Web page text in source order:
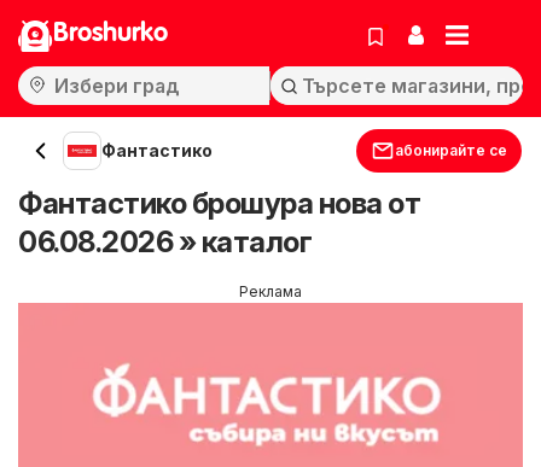
Broshurko
Фантастико абонирайте се
Фантастико брошура нова от
06.08.2026 » каталог
Реклама